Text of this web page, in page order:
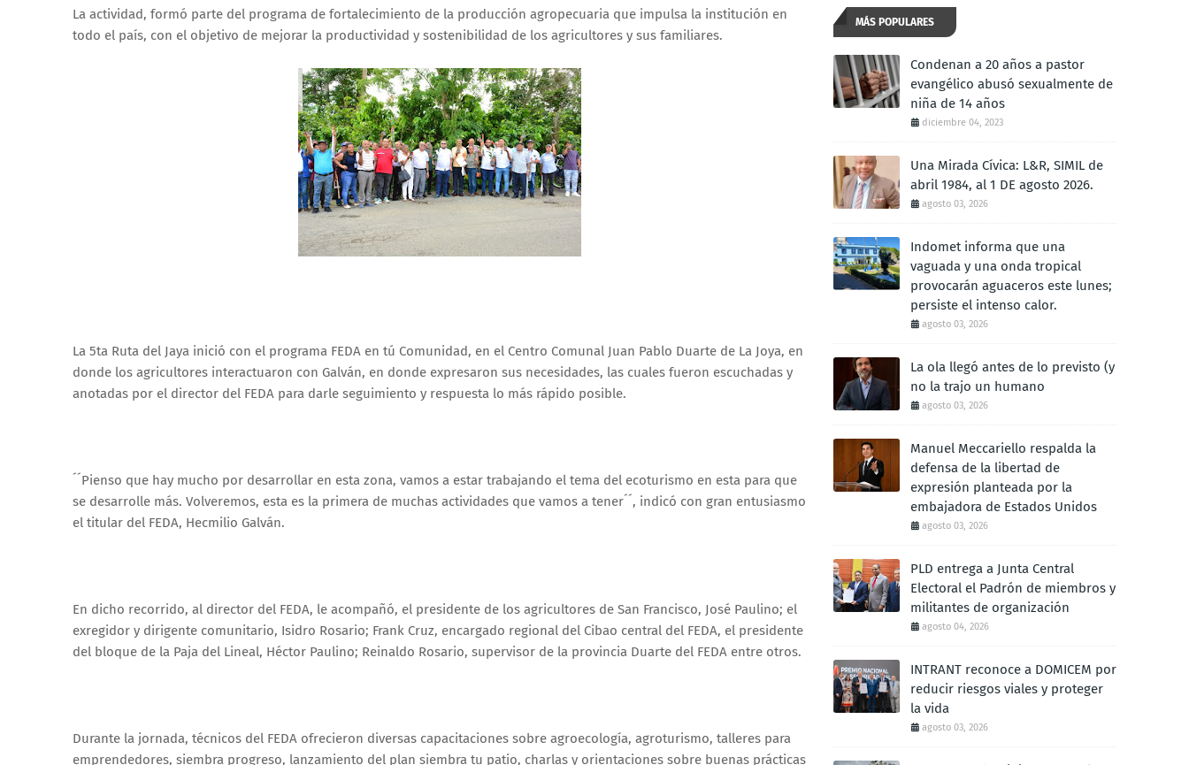
La actividad, formó parte del programa de fortalecimiento de la producción agropecuaria que impulsa la institución en
todo el país, con el objetivo de mejorar la productividad y sostenibilidad de los agricultores y sus familiares.
La 5ta Ruta del Jaya inició con el programa FEDA en tú Comunidad, en el Centro Comunal Juan Pablo Duarte de La Joya, en
donde los agricultores interactuaron con Galván, en donde expresaron sus necesidades, las cuales fueron escuchadas y
anotadas por el director del FEDA para darle seguimiento y respuesta lo más rápido posible.
´´Pienso que hay mucho por desarrollar en esta zona, vamos a estar trabajando el tema del ecoturismo en esta para que
se desarrolle más. Volveremos, esta es la primera de muchas actividades que vamos a tener´´, indicó con gran entusiasmo
el titular del FEDA, Hecmilio Galván.
En dicho recorrido, al director del FEDA, le acompañó, el presidente de los agricultores de San Francisco, José Paulino; el
exregidor y dirigente comunitario, Isidro Rosario; Frank Cruz, encargado regional del Cibao central del FEDA, el presidente
del bloque de la Paja del Lineal, Héctor Paulino; Reinaldo Rosario, supervisor de la provincia Duarte del FEDA entre otros.
Durante la jornada, técnicos del FEDA ofrecieron diversas capacitaciones sobre agroecología, agroturismo, talleres para
emprendedores, siembra progreso, lanzamiento del plan siembra tu patio, charlas y orientaciones sobre buenas prácticas
MÁS POPULARES
Condenan a 20 años a pastor
evangélico abusó sexualmente de
niña de 14 años
diciembre 04, 2023
Una Mirada Cívica: L&R, SIMIL de
abril 1984, al 1 DE agosto 2026.
agosto 03, 2026
Indomet informa que una
vaguada y una onda tropical
provocarán aguaceros este lunes;
persiste el intenso calor.
agosto 03, 2026
La ola llegó antes de lo previsto (y
no la trajo un humano
agosto 03, 2026
Manuel Meccariello respalda la
defensa de la libertad de
expresión planteada por la
embajadora de Estados Unidos
agosto 03, 2026
PLD entrega a Junta Central
Electoral el Padrón de miembros y
militantes de organización
agosto 04, 2026
INTRANT reconoce a DOMICEM por
reducir riesgos viales y proteger
la vida
agosto 03, 2026